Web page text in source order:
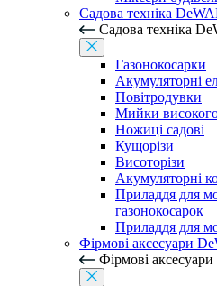
Садова техніка
Садова техніка
Газонокосарки
Акумуляторні
Повітродувки
Мийки
Ножиці садові
Кущорізи
Висоторізи
Акумуляторні
Приладдя для
газонокосарок
Приладдя для
Фірмові аксесуари
Фірмові